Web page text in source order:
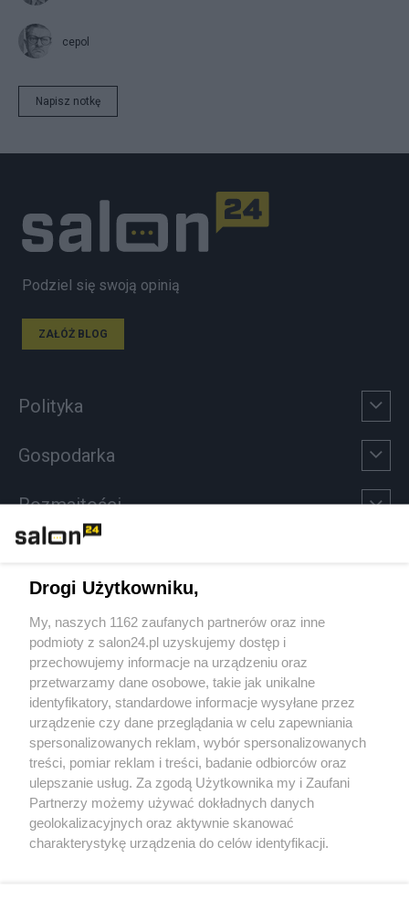
cepol
Napisz notkę
Podziel się swoją opinią
ZAŁÓŻ BLOG
Polityka
Gospodarka
Rozmaitości
Sport
Społeczeństwo
Kultura
X Facebook Instagram Youtube
Drogi Użytkowniku,
My, naszych 1162 zaufanych partnerów oraz inne
podmioty z salon24.pl uzyskujemy dostęp i
przechowujemy informacje na urządzeniu oraz
przetwarzamy dane osobowe, takie jak unikalne
identyfikatory, standardowe informacje wysyłane przez
urządzenie czy dane przeglądania w celu zapewniania
spersonalizowanych reklam, wybór spersonalizowanych
treści, pomiar reklam i treści, badanie odbiorców oraz
ulepszanie usług. Za zgodą Użytkownika my i Zaufani
Partnerzy możemy używać dokładnych danych
geolokalizacyjnych oraz aktywnie skanować
charakterystykę urządzenia do celów identyfikacji.